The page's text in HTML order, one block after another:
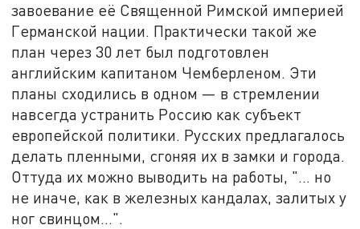
завоевание её Священной Римской империей
Германской нации. Практически такой же
план через 30 лет был подготовлен
английским капитаном Чемберленом. Эти
планы сходились в одном — в стремлении
навсегда устранить Россию как субъект
европейской политики. Русских предлагалось
делать пленными, сгоняя их в замки и города.
Оттуда их можно выводить на работы, "... но
не иначе, как в железных кандалах, залитых у
ног свинцом...".